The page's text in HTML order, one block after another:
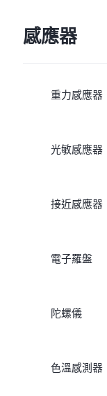
感應器
重力感應器
光敏感應器
接近感應器
電子羅盤
陀螺儀
色溫感測器